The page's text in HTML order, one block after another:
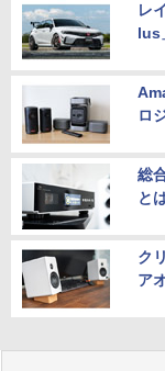
レ
lus
ロ
総
と
ク
ア